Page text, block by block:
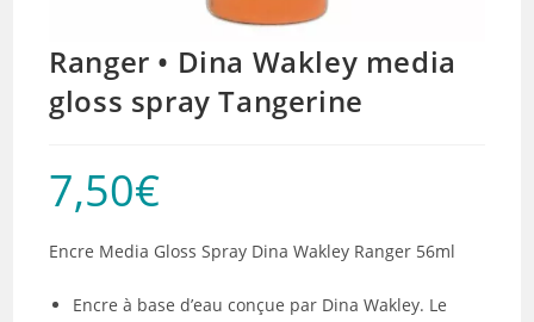
Ranger • Dina Wakley media
gloss spray Tangerine
7,50€
Encre Media Gloss Spray Dina Wakley Ranger 56ml
Encre à base d’eau conçue par Dina Wakley. Le